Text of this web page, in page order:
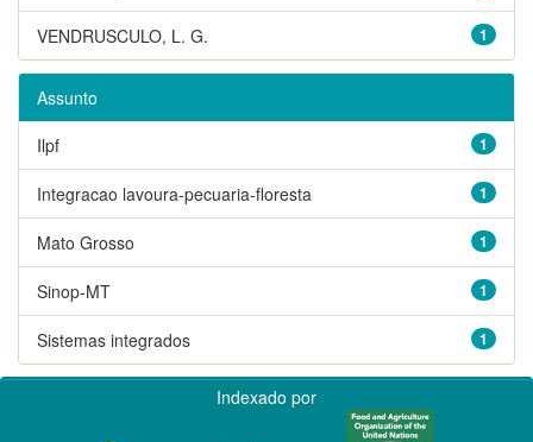
1
VENDRUSCULO, L. G.
Assunto
1
Ilpf
1
Integracao lavoura-pecuaria-floresta
1
Mato Grosso
1
Sinop-MT
1
Sistemas integrados
Indexado por